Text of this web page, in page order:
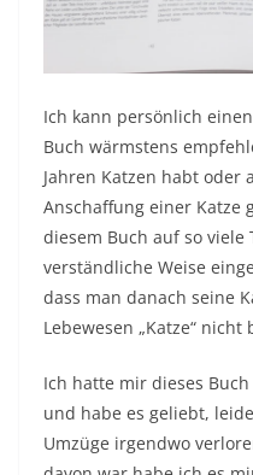
Ich kann persönlich
Buch wärmstens
Jahren Katzen habt oder
Anschaffung einer Katze
diesem Buch auf so
verständliche Weise
dass man danach seine
Lebewesen „Katze“ nicht
Ich hatte mir dieses
und habe es geliebt,
Umzüge irgendwo